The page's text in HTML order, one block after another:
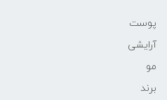
پوست
آرایشی
مو
برند